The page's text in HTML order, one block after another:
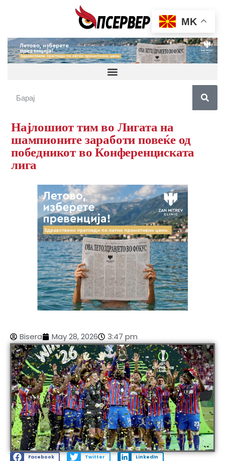
Најлошиот тим во Лигата на
шампионите заработи повеќе од
победникот во Конференциската
лига
Bisera May 28, 2026 3:47 pm
Facebook Twitter LinkedIn
MK